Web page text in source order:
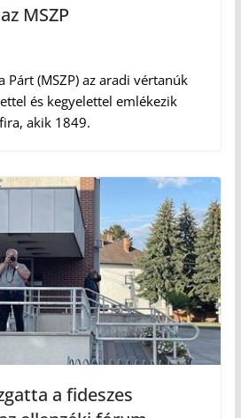
MSZP
Párt (MSZP) az aradi vértanúk
és kegyelettel emlékezik
akik 1849.
a fideszes